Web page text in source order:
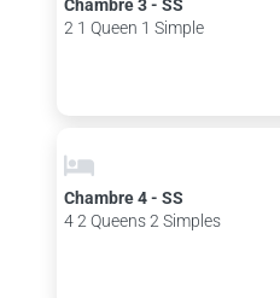
Chambre 3 - SS
2 1 Queen 1 Simple
Chambre 4 - SS
4 2 Queens 2 Simples